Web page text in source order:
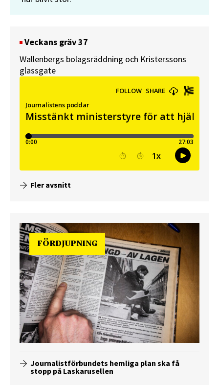
Veckans gräv 37
Wallenbergs bolagsräddning och Kristerssons
glassgate
Fler avsnitt
FÖRDJUPNING
Journalistförbundets hemliga plan ska få
stopp på Laskarusellen